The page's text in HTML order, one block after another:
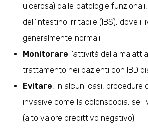
ulcerosa) dalle patologie
dell’intestino irritabile (IBS), dove i
generalmente normali.
Monitorare l’attività della
trattamento nei pazienti con IBD
Evitare, in alcuni casi, procedure
invasive come la colonscopia, se i
(alto valore predittivo negativo).